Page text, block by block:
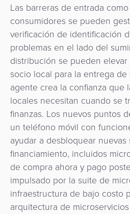
Las barreras de entrada
consumidores se pueden
verificación de identificación
problemas en el lado del
distribución se pueden
socio local para la entrega de
agente crea la confianza que
locales necesitan cuando se
finanzas. Los nuevos puntos
un teléfono móvil con
ayudar a desbloquear
financiamiento, incluidos
de compra ahora y pago
impulsado por la suite de
infraestructura de bajo costo
arquitectura de